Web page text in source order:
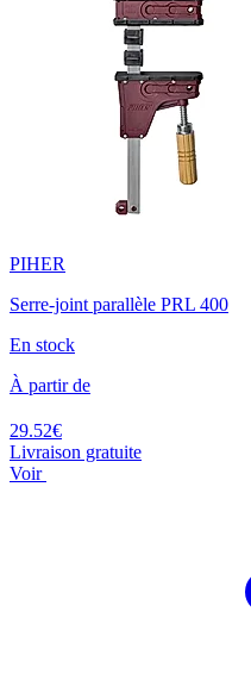
PIHER
Serre-joint parallèle PRL 400
En stock
À partir de
29.52€
Livraison gratuite
Voir